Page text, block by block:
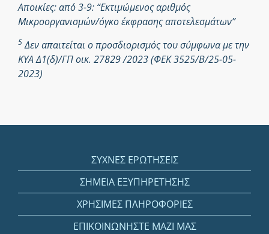
Αποικίες: από 3-9: “Εκτιμώμενος αριθμός
Μικροοργανισμών/όγκο έκφρασης αποτελεσμάτων”
5Δεν απαιτείται ο προσδιορισμός του σύμφωνα με την
ΚΥΑ Δ1(δ)/ΓΠ οικ. 27829 /2023 (ΦΕΚ 3525/Β/25-05-
2023)
ΣΥΧΝΕΣ ΕΡΩΤΗΣΕΙΣ
ΣΗΜΕΙΑ ΕΞΥΠΗΡΕΤΗΣΗΣ
ΧΡΗΣΙΜΕΣ ΠΛΗΡΟΦΟΡΙΕΣ
ΕΠΙΚΟΙΝΩΝΗΣΤΕ ΜΑΖΙ ΜΑΣ